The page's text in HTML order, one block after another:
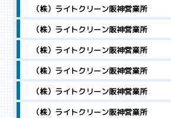
（株）ライトクリーン阪神営業所
（株）ライトクリーン阪神営業所
（株）ライトクリーン阪神営業所
（株）ライトクリーン阪神営業所
（株）ライトクリーン阪神営業所
（株）ライトクリーン阪神営業所